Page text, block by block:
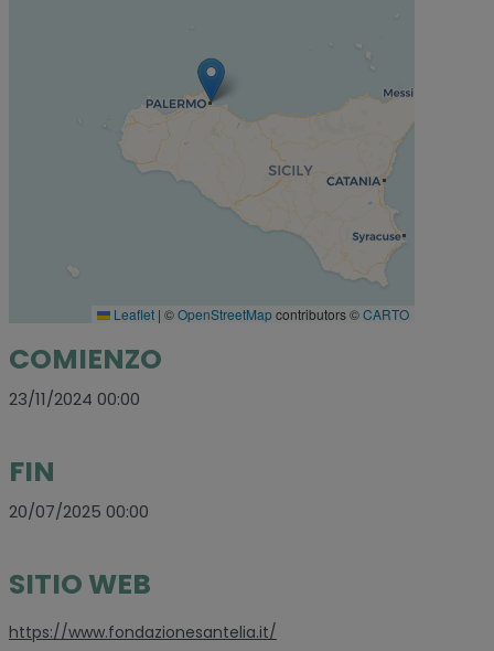
Leaflet | ©OpenStreetMapcontributors ©CARTO
COMIENZO
23/11/2024 00:00
FIN
20/07/2025 00:00
SITIO WEB
https://www.fondazionesantelia.it/